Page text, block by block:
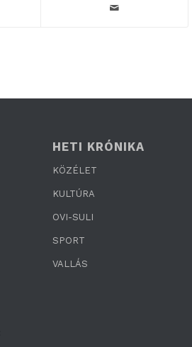
HETI KRÓNIKA
KÖZÉLET
KULTÚRA
OVI-SULI
SPORT
VALLÁS